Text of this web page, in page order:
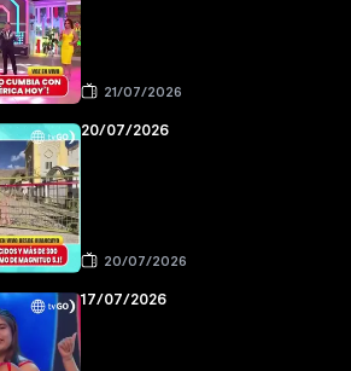
21/07/2026
20/07/2026
20/07/2026
17/07/2026